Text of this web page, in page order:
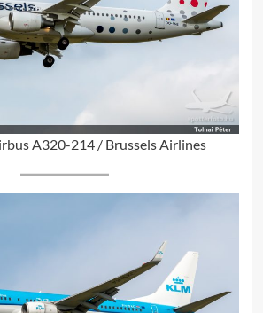
A320-214 / Brussels Airlines